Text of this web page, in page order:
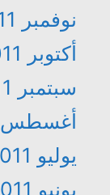
نوفمبر 2011
أكتوبر 2011
سبتمبر 2011
أغسطس 2011
يوليو 2011
يونيو 2011